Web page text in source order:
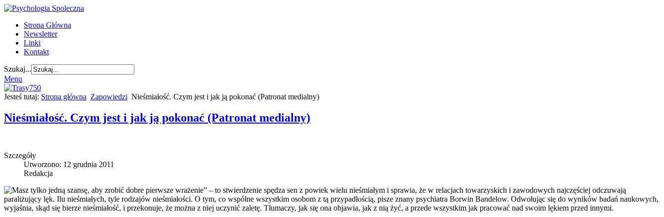
Strona Główna
Newsletter
Linki
Kontakt
Szukaj...
Menu
Jesteś tutaj: Strona główna Zapowiedzi Nieśmiałość. Czym jest i jak ją pokonać (Patronat medialny)
Nieśmiałość. Czym jest i jak ją pokonać (Patronat medialny)
Szczegóły
Utworzono: 12 grudnia 2011
Redakcja
Masz tylko jedną szansę, aby zrobić dobre pierwsze wrażenie” – to stwierdzenie spędza sen z powiek wielu nieśmiałym i sprawia, że w relacjach towarzyskich i zawodowych najczęściej odczuwają
paraliżujący lęk. Ilu nieśmiałych, tyle rodzajów nieśmiałości. O tym, co wspólne wszystkim osobom z tą przypadłością, pisze znany psychiatra Borwin Bandelow. Odwołując się do wyników badań naukowych,
wyjaśnia, skąd się bierze nieśmiałość, i przekonuje, że można z niej uczynić zaletę. Tłumaczy, jak się ona objawia, jak z nią żyć, a przede wszystkim jak pracować nad swoim lękiem przed innymi.